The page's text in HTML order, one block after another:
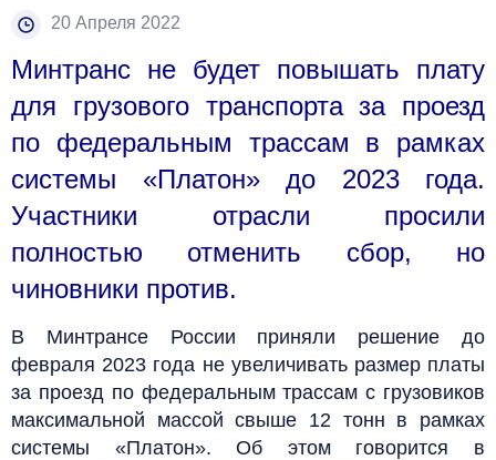
20 Апреля 2022
Минтранс не будет повышать плату
для грузового транспорта за проезд
по федеральным трассам в рамках
системы «Платон» до 2023 года.
Участники отрасли просили
полностью отменить сбор, но
чиновники против.
В Минтрансе России приняли решение до
февраля 2023 года не увеличивать размер платы
за проезд по федеральным трассам с грузовиков
максимальной массой свыше 12 тонн в рамках
системы «Платон». Об этом говорится в